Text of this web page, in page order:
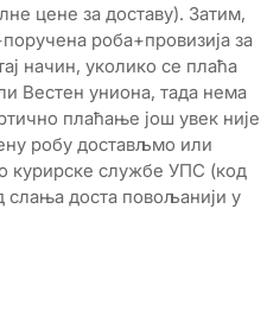
цене за доставу). Затим,
роба+провизија за
начин, уколико се плаћа
Вестен униона, тада нема
плаћање још увек није
робу достављмо или
курирске службе УПС (код
слања доста повољанији у